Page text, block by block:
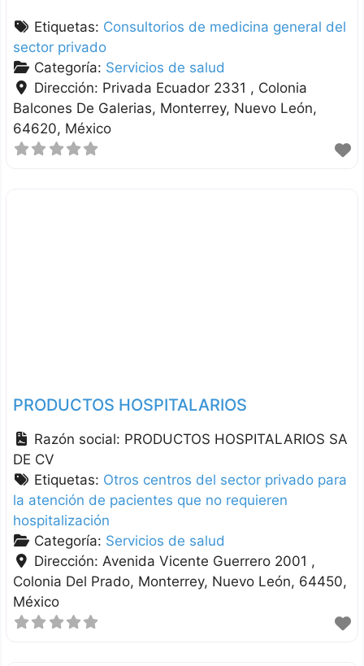
Etiquetas: Consultorios de medicina general del
sector privado
Categoría: Servicios de salud
Dirección: Privada Ecuador 2331 , Colonia
Balcones De Galerias Monterrey Nuevo León
64620 México
PRODUCTOS HOSPITALARIOS
Razón social: PRODUCTOS HOSPITALARIOS SA
DE CV
Etiquetas: Otros centros del sector privado para
la atención de pacientes que no requieren
hospitalización
Categoría: Servicios de salud
Dirección: Avenida Vicente Guerrero 2001 ,
Colonia Del Prado Monterrey Nuevo León 64450
México